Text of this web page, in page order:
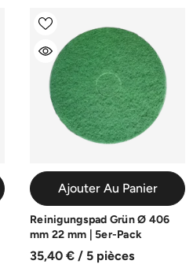
Ajouter Au Panier
Reinigungspad Grün Ø 406
mm 22 mm | 5er-Pack
35,40 € / 5 pièces